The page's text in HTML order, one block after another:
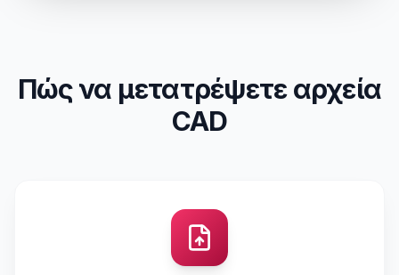
Πώς να μετατρέψετε αρχεία
CAD